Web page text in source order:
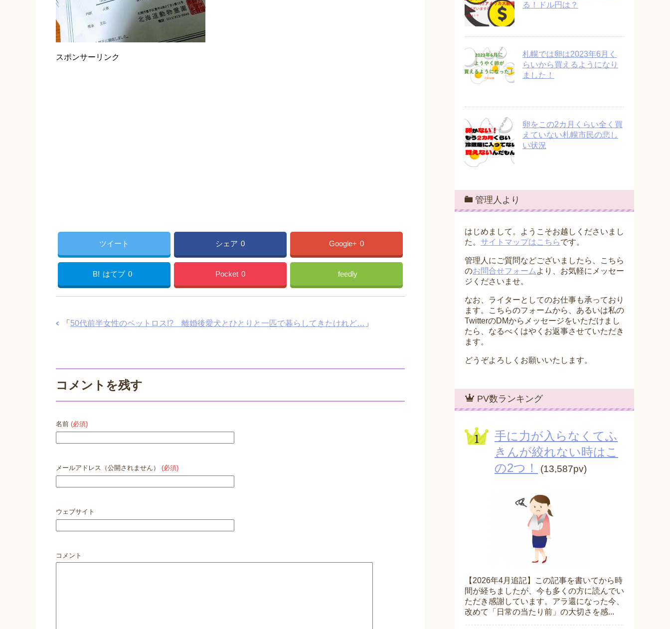
スポンサーリンク
ツイート シェア 0 Google+ 0
B! はてブ 0 Pocket 0 feedly
「 50代前半女性のペットロス!? 離婚後愛犬とひとりと一匹で暮らしてきたけれど… 」
コメントを残す
名前 (必須)
メールアドレス（公開されません） (必須)
ウェブサイト
コメント
る！ドル円は？
札幌では卵は2023年6月く
らいから買えるようになり
ました！
卵をこの2カ月くらい全く買
えていない札幌市民の悲し
い状況
管理人より
はじめまして。ようこそお越しくださいまし
た。 サイトマップはこちらです。
管理人にご質問などございましたら、こちら
のお問合せフォーム より、お気軽にメッセー
ジくださいませ。
なお、ライターとしてのお仕事も承っており
ます。こちらのフォームから、あるいは私の
TwitterのDMからメッセージをいただけまし
たら、なるべくはやくお返事させていただき
ます。
どうぞよろしくお願いいたします。
PV数ランキング
手に力が入らなくてふ
きんが絞れない時はこ
の2つ！
(13,587pv)
【2026年4月追記】この記事を書いてから時
間が経ちましたが、今も多くの方に読んでい
ただき感謝しています。アラ還になった今、
改めて「日常の当たり前」の大切さを感...